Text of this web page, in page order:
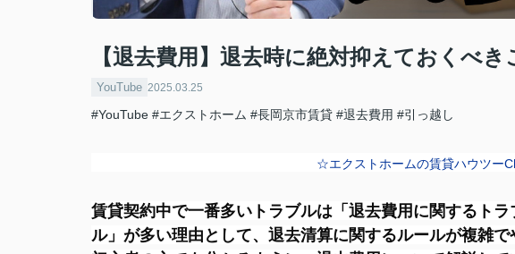
【退去費用】退去時に絶対抑えておくべき
YouTube 2025.03.25
#YouTube #エクストホーム #長岡京市賃貸 #退去費用 #引っ越し
☆エクストホームの賃貸ハウツー
賃貸契約中で一番多いトラブルは「退去費用に関するト
ル」が多い理由として、退去清算に関するルールが複雑